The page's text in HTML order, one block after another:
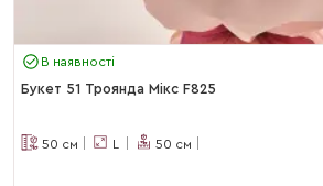
В наявності
Букет 51 Троянда Мікс F825
50 см L 50 см